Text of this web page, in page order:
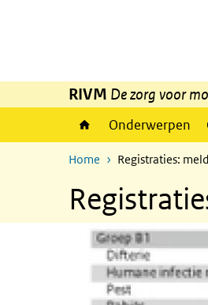
RIVM De zorg voor
Onderwerpen
Home Registraties: